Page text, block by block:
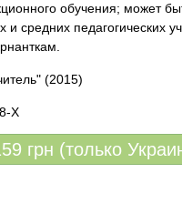
обучения; может
и средних педагогических
(2015)
X
грн (только